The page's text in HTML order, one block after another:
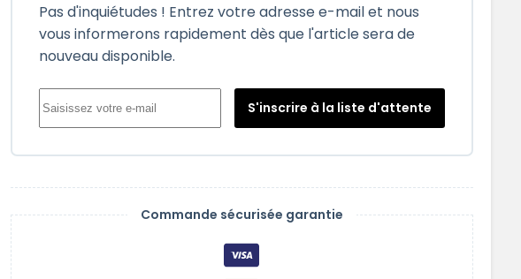
Pas d'inquiétudes ! Entrez votre adresse e-mail et nous
vous informerons rapidement dès que l'article sera de
nouveau disponible.
S'inscrire à la liste d'attente
Commande sécurisée garantie